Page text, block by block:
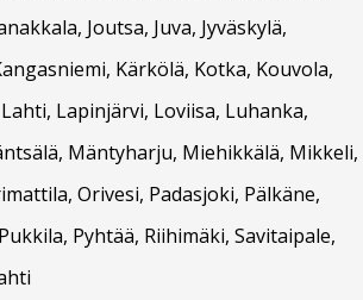
Joutsa, Juva, Jyväskylä,
Kärkölä, Kotka, Kouvola,
Lapinjärvi, Loviisa, Luhanka,
Mäntyharju, Miehikkälä, Mikkeli,
Orivesi, Padasjoki, Pälkäne,
Pyhtää, Riihimäki, Savitaipale,